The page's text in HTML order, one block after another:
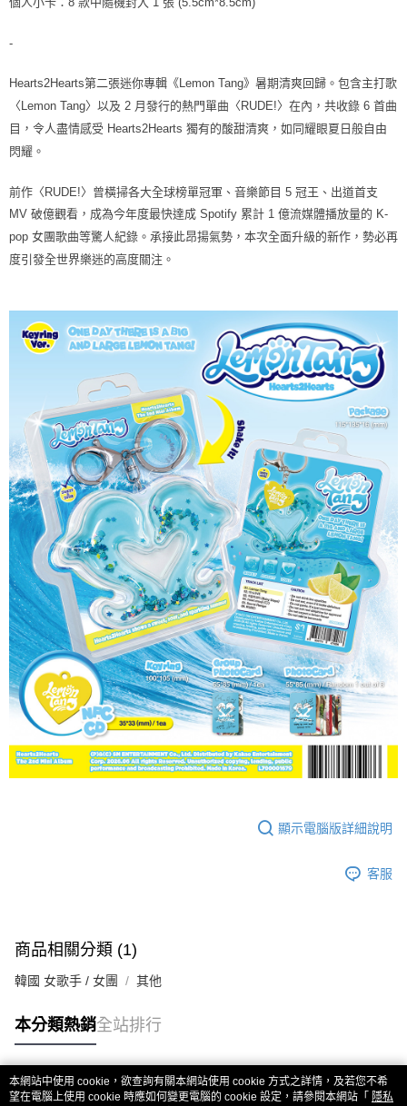
權轉讓予恩沛科技股份有限公司。
https://aftee.tw/terms/#terms3
３．未成年的使用者請事先徵得法定代理人或監護人之同意方可使用
「AFTEE先享後付」，若未經同意申辦者引起之損失，本公司不負相關責
任。
時審查核予不同之上限額度；若仍有額度不足之情形，本公司將視審查結果
請求用戶進行身份認證。
恩沛科技股份有限公司將有權停止該用戶之使用額度並採取法律行動。
宅配 (離島)
每筆NT$200
付款後門市自取
亞洲國家/地區配送 查看運費
北美國家/地區配送 查看運費
歐洲國家/地區配送
-
Hearts2Hearts第二張迷你專輯《Lemon Tang》暑期清爽回歸。 包含主打歌
〈Lemon Tang〉以及 2 月發行的熱門單曲〈RUDE!〉在內，共收錄 6 首曲
目，令人盡情感受 Hearts2Hearts 獨有的酸甜清爽，如同耀眼夏日般自由
閃耀。
前作〈RUDE!〉曾橫掃各大全球榜單冠軍、音樂節目 5 冠王、出道首支
MV 破億觀看，成為今年度最快達成 Spotify 累計 1 億流媒體播放量的 K-
pop 女團歌曲等驚人紀錄。承接此昂揚氣勢，本次全面升級的新作，勢必再
度引發全世界樂迷的高度關注。
顯示電腦版詳細說明
客服
商品相關分類 (1)
韓國 女歌手 / 女團 其他
本分類熱銷全站排行
熱門標籤
本網站中使用 cookie，欲查詢有關本網站使用 cookie 方式之詳情，及若您不希
望在電腦上使用 cookie 時應如何變更電腦的 cookie 設定，請參閱本網站「 隱私